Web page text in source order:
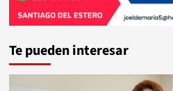
Te pueden interesar